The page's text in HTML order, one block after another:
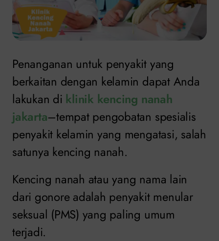
Penanganan untuk penyakit yang
berkaitan dengan kelamin dapat Anda
lakukan di klinik kencing nanah
jakarta–tempat pengobatan spesialis
penyakit kelamin yang mengatasi, salah
satunya kencing nanah.
Kencing nanah atau yang nama lain
dari gonore adalah penyakit menular
seksual (PMS) yang paling umum
terjadi.